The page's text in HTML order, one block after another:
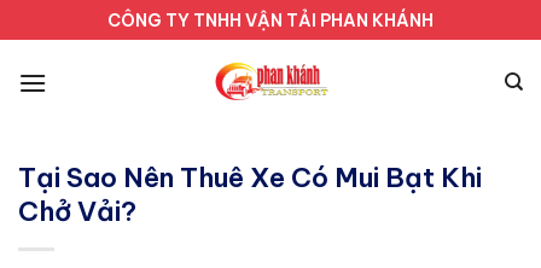
qua
nội
CÔNG TY TNHH VẬN TẢI PHAN KHÁNH
Tại Sao Nên Thuê Xe Có Mui Bạt Khi
Chở Vải?